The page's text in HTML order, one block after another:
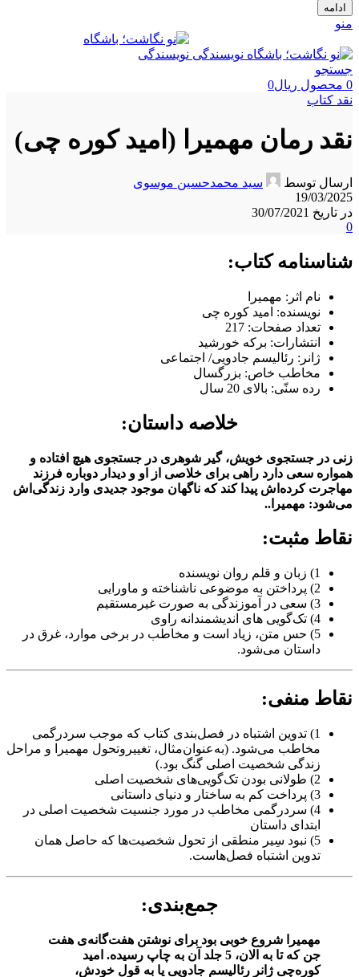
ادامه
منو
جستجو
0 محصول ریال0
نقد کتاب
نقد رمان مهمیرا (امید کوره چی)
ارسال توسط
سید محمدحسین موسوی
19/03/2025
در تاریخ 30/07/2021
0
شناسنامه کتاب:
نام اثر: مهمیرا
نویسنده: امید کوره چی
تعداد صفحات: 217
انتشارات: برکه خورشید
ژانر: رئالیسم جادویی/ اجتماعی
مخاطب خاص: بزرگسال
رده سنّی: بالای 20 سال
خلاصه داستان:
زنی در جستجوی خویش، گیر شوهری در جستجوی هیچ افتاده و
همواره سعی دارد راهی برای خلاصی از او و دیدار دوباره فرزند
مهاجرت کرده‌اش پیدا کند که ناگهان موجود جدیدی وارد زندگی‌اش
می‌شود: مهمیرا..
نقاط مثبت:
1) زبان و قلم روان نویسنده
2) پرداختن به موضوعی ناشناخته و ماورایی
3) سعی در آموزندگی به صورت غیرمستقیم
4) تک‌گویی های اندیشمندانه راوی
5) حس‌ متن، زیاد است و مخاطب در برخی موارد، غرق در
داستان می‌شود.
نقاط منفی:
1) تدوین اشتباه در فصل‌بندی کتاب که موجب سردرگمی
مخاطب می‌شود. (به‌عنوان‌مثال، تغییروتحول مهمیرا و مراحل
زندگی شخصیت اصلی گنگ بود.)
2) طولانی بودن تک‌گویی‌های شخصیت اصلی
3) پرداخت کم به ساختار و دنیای داستانی
4) سردرگمی مخاطب در مورد جنسیت شخصیت اصلی در
ابتدای داستان
5) نبود سِیر منطقی از تحول شخصیت‌ها که حاصل همان
تدوین اشتباه فصل‌هاست.
جمع‌بندی:
مهمیرا شروع خوبی بود برای نوشتن هفت‌گانه‌ی هفت
جن که تا به الان، 5 جلد آن به چاپ رسیده. امید
کوره‌چی ژانر رئالیسم جادویی یا به قول خودش،